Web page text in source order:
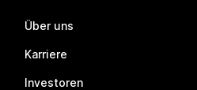
Über uns
Karriere
Investoren